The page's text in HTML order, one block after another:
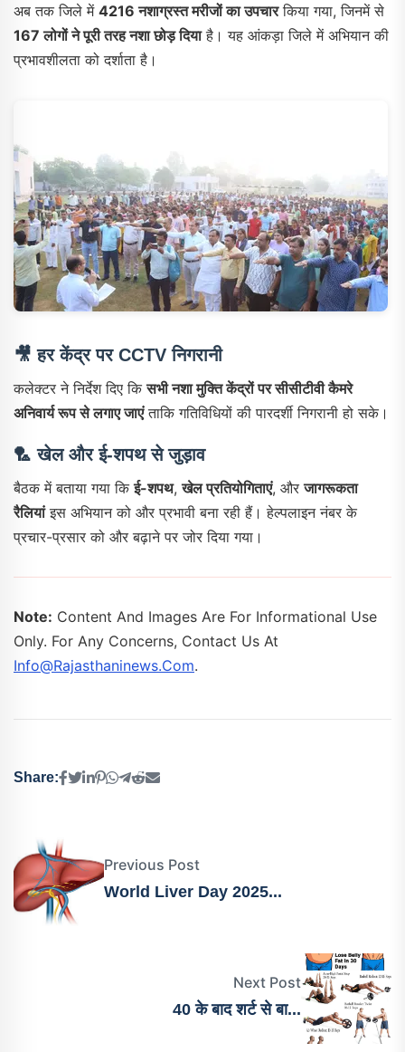
अब तक जिले में 4216 नशाग्रस्त मरीजों का उपचारकिया गया, जिनमें से
167 लोगों ने पूरी तरह नशा छोड़ दियाहै। यह आंकड़ा जिले में अभियान की
प्रभावशीलता को दर्शाता है।
🎥हर केंद्र पर CCTV निगरानी
कलेक्टर ने निर्देश दिए किसभी नशा मुक्ति केंद्रों पर सीसीटीवी कैमरे
अनिवार्य रूप से लगाए जाएंताकि गतिविधियों की पारदर्शी निगरानी हो सके।
🏸खेल और ई-शपथ से जुड़ाव
बैठक में बताया गया किई-शपथ,खेल प्रतियोगिताएं, औरजागरूकता
रैलियांइस अभियान को और प्रभावी बना रही हैं। हेल्पलाइन नंबर के
प्रचार-प्रसार को और बढ़ाने पर जोर दिया गया।
Note: Content And Images Are For Informational Use
Only. For Any Concerns, Contact Us At
Info@rajasthaninews.com.
Share:
Previous Post
World Liver Day 2025...
Next Post
40 के बाद शर्ट से बा...